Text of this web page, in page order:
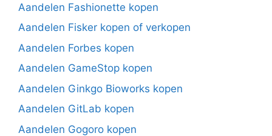
Aandelen Fashionette kopen
Aandelen Fisker kopen of verkopen
Aandelen Forbes kopen
Aandelen GameStop kopen
Aandelen Ginkgo Bioworks kopen
Aandelen GitLab kopen
Aandelen Gogoro kopen